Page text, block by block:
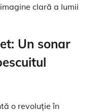
clară a lumii
Un sonar
o revoluție în